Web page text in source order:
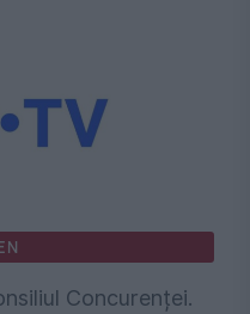
Concurenței.